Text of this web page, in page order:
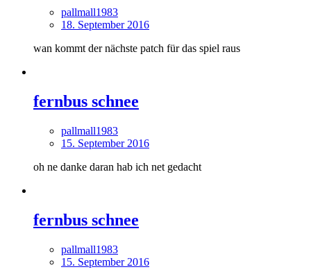
pallmall1983
18. September 2016
wan kommt der nächste patch für das spiel raus
fernbus schnee
pallmall1983
15. September 2016
oh ne danke daran hab ich net gedacht
fernbus schnee
pallmall1983
15. September 2016